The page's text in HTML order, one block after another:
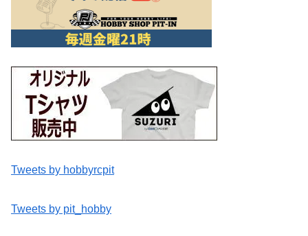
Tweets by hobbyrcpit
Tweets by pit_hobby